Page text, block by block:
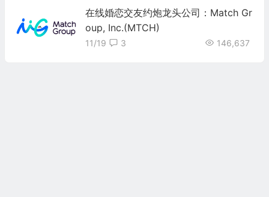
在线婚恋交友约炮龙头公司：Match Gr
oup, Inc.(MTCH)
11/19 146,637
3